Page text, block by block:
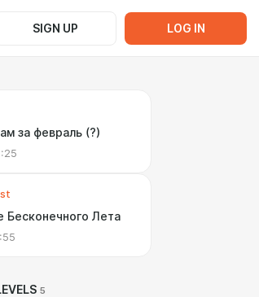
SIGN UP LOG IN
за февраль (?)
Бесконечного Лета
5